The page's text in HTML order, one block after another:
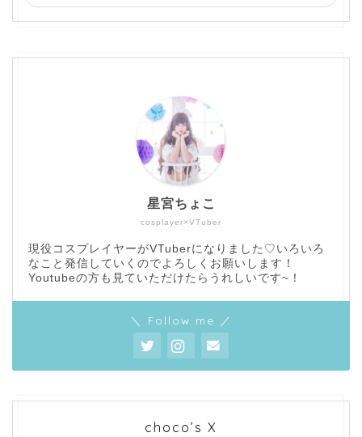
cosplayer×VTuber
星宮ちょこ
現役コスプレイヤーがVTuberになりました♡いろいろ
なこと発信していくのでよろしくお願いします！
Youtubeの方も見ていただけたらうれしいです~！
＼ Follow me ／
choco’s X